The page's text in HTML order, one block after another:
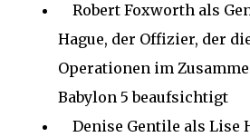
Robert Foxworth als
Hague, der Offizier, der
Operationen im
Babylon 5 beaufsichtigt
Denise Gentile als Lise